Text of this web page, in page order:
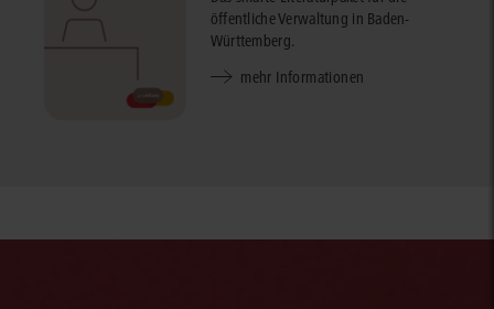
öffentliche Verwaltung in Baden-
Württemberg.
mehr Informationen